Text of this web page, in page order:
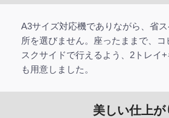
A3サイズ対応機でありながら、省
所を選びません。座ったままで、
スクサイドで行えるよう、2トレイ
も用意しました。
美しい仕上が